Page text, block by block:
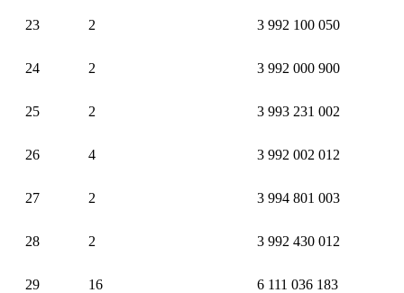
23 2 3 992 100 050
24 2 3 992 000 900
25 2 3 993 231 002
26 4 3 992 002 012
27 2 3 994 801 003
28 2 3 992 430 012
29 16 6 111 036 183